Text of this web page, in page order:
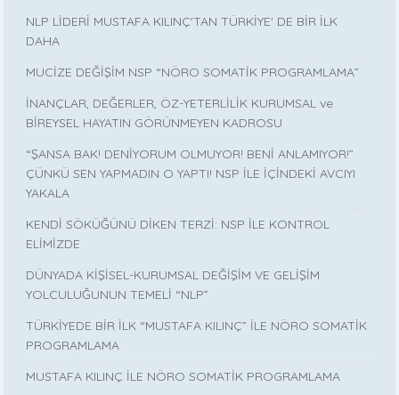
NLP LİDERİ MUSTAFA KILINÇ'TAN TÜRKİYE' DE BİR İLK
DAHA
MUCİZE DEĞİŞİM NSP “NÖRO SOMATİK PROGRAMLAMA”
İNANÇLAR, DEĞERLER, ÖZ-YETERLİLİK KURUMSAL ve
BİREYSEL HAYATIN GÖRÜNMEYEN KADROSU
“ŞANSA BAK! DENİYORUM OLMUYOR! BENİ ANLAMIYOR!”
ÇÜNKÜ SEN YAPMADIN O YAPTI! NSP İLE İÇİNDEKİ AVCIYI
YAKALA
KENDİ SÖKÜĞÜNÜ DİKEN TERZİ: NSP İLE KONTROL
ELİMİZDE
DÜNYADA KİŞİSEL-KURUMSAL DEĞİŞİM VE GELİŞİM
YOLCULUĞUNUN TEMELİ “NLP”
TÜRKİYEDE BİR İLK “MUSTAFA KILINÇ” İLE NÖRO SOMATİK
PROGRAMLAMA
MUSTAFA KILINÇ İLE NÖRO SOMATİK PROGRAMLAMA